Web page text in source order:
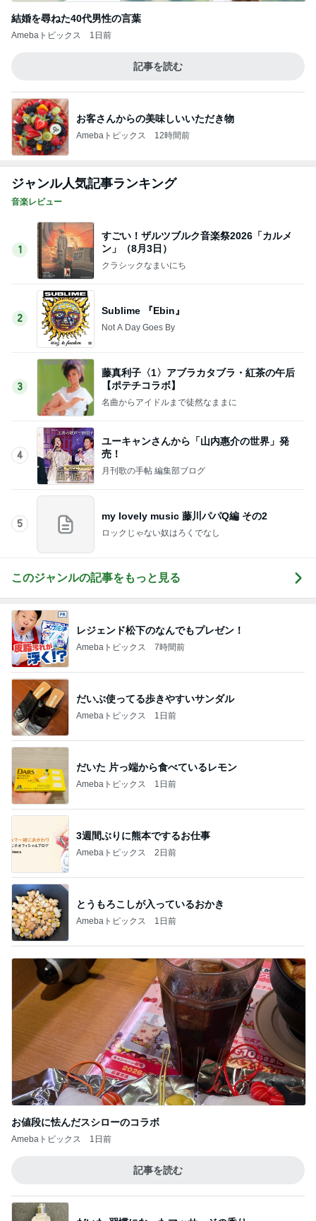
結婚を尋ねた40代男性の言葉
Amebaトピックス 1日前
記事を読む
お客さんからの美味しいいただき物
Amebaトピックス 12時間前
ジャンル人気記事ランキング
音楽レビュー
1
すごい！ザルツブルク音楽祭2026「カルメ
ン」（8月3日）
クラシックなまいにち
2
Sublime 『Ebin』
Not A Day Goes By
3
藤真利子〈1〉アブラカタブラ・紅茶の午后
【ポテチコラボ】
名曲からアイドルまで徒然なままに
4
ユーキャンさんから「山内惠介の世界」発
売！
月刊歌の手帖 編集部ブログ
5
my lovely music 藤川パパQ編 その2
ロックじゃない奴はろくでなし
このジャンルの記事をもっと見る
レジェンド松下のなんでもプレゼン！
Amebaトピックス 7時間前
だいぶ使ってる歩きやすいサンダル
Amebaトピックス 1日前
だいた 片っ端から食べているレモン
Amebaトピックス 1日前
3週間ぶりに熊本でするお仕事
Amebaトピックス 2日前
とうもろこしが入っているおかき
Amebaトピックス 1日前
お値段に怯んだスシローのコラボ
Amebaトピックス 1日前
記事を読む